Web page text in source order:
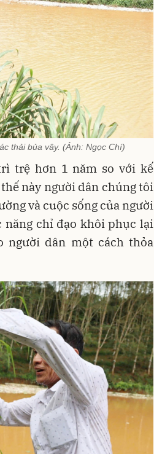
thải bủa vây. (Ảnh: Ngọc Chí)
trệ hơn 1 năm so với kế
này người dân chúng tôi
và cuộc sống của người
năng chỉ đạo khôi phục lại
người dân một cách thỏa